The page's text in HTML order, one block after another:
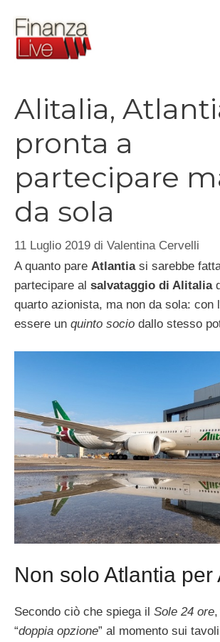
contenuto
Alitalia,
pronta a
partecipare
da sola
11 Luglio 2019 di Valentina Cervelli
A quanto pare Atlantiasi sarebbe
partecipare al salvataggio di Alitalia
quarto azionista, ma non da sola: con
essere un quinto socio dallo stesso
Non solo Atlantia per
Secondo ciò che spiega il Sole 24 ore
“doppia opzione” al momento sui